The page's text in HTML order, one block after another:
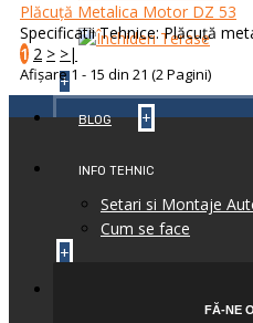
+
BLOG +
INFO TEHNIC
Setari si Montaje
Cum se face
+
Plăcuță Metalica Motor DZ 53
Specificatii Tehnice: Plăcuță
1 2 > >|
Afişare 1 - 15 din 21 (2 Pagini)
FĂ-NE